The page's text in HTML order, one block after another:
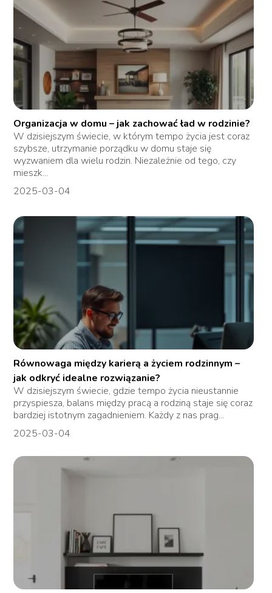
Organizacja w domu – jak zachować ład w rodzinie?
W dzisiejszym świecie, w którym tempo życia jest coraz
szybsze, utrzymanie porządku w domu staje się
wyzwaniem dla wielu rodzin. Niezależnie od tego, czy
mieszk...
2025-03-04
Równowaga między karierą a życiem rodzinnym –
jak odkryć idealne rozwiązanie?
W dzisiejszym świecie, gdzie tempo życia nieustannie
przyspiesza, balans między pracą a rodziną staje się coraz
bardziej istotnym zagadnieniem. Każdy z nas prag...
2025-03-04